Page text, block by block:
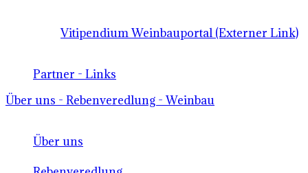
Vitipendium Weinbauportal (Externer Link)
Partner - Links
Über uns - Rebenveredlung - Weinbau
Über uns